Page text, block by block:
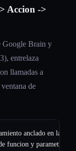
Accion ->
Google Brain y
entrelaza
llamadas a
de
anclado en la
funcion y parametros]